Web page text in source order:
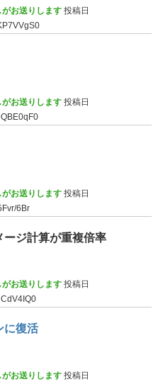
お送りします 投稿日
お送りします 投稿日
お送りします 投稿日
6Br
ージ計算が重複倍率
お送りします 投稿日
に復活
お送りします 投稿日